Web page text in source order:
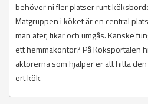
behöver ni fler platser runt
Matgruppen i köket är en central
man äter, fikar och umgås. Kanske
ett hemmakontor? På Köksportalen
aktörerna som hjälper er att hitta
ert kök.